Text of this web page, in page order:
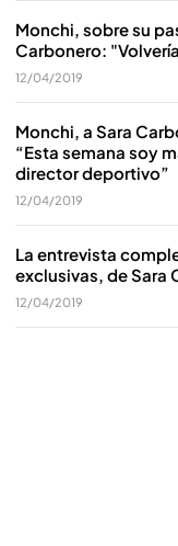
Monchi, sobre su
Carbonero:
12/04/2019
Monchi, a Sara
“Esta semana soy
director deportivo”
12/04/2019
La entrevista
exclusivas, de Sara
12/04/2019